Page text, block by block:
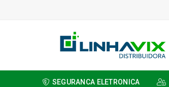
SEGURANCA ELETRONICA